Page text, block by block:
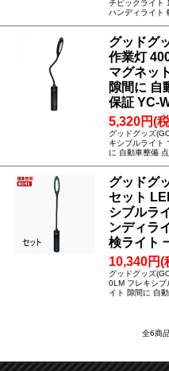
チピックライト
ハンディライト
グッドグ
作業灯
マグネッ
隙間に 自
保証 YC-
5,320円(
グッドグッズ
キシブルライト
に 自動車整備
グッドグ
セット
シブルラ
ンディラ
検ライト
10,340円(
グッドグッズ
0LM フレキシブ
イト 隙間に 自
全6商